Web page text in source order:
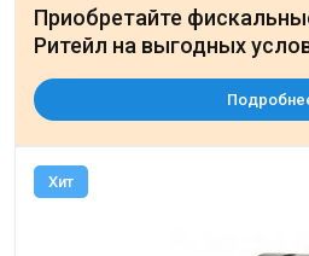
Хит
Приобретайте
Ритейл на выгодных